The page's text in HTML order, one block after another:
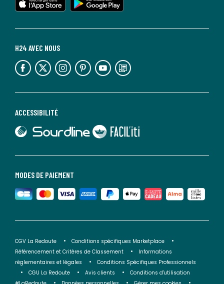
MODES DE PAIEMENT
ACCESSIBILITÉ
lien vers Faciliti
H24 AVEC NOUS
lien vers l'espace réseaux sociaux lien vers l'espace réseaux sociaux lien vers l'espace réseaux sociaux lien vers l'espace réseaux sociaux lien vers l'espace réseaux sociaux lien vers le blog la redoute
CGV La Redoute
Conditions spécifiques Marketplace
Référencement et Critères de Classement
Informations
réglementaires et légales
Conditions Spécifiques Professionnels
CGU La Redoute
Avis clients
Conditions d'utilisation